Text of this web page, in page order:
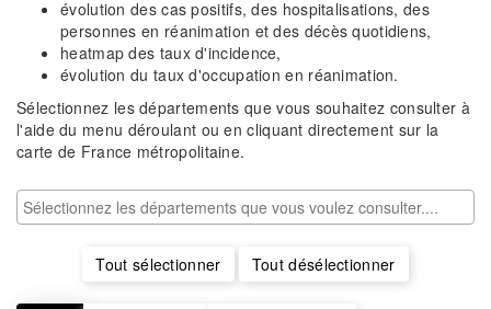
évolution des cas positifs, des hospitalisations, des
personnes en réanimation et des décès quotidiens,
heatmap des taux d'incidence,
évolution du taux d'occupation en réanimation.
Sélectionnez les départements que vous souhaitez consulter à
l'aide du menu déroulant ou en cliquant directement sur la
carte de France métropolitaine.
Tout sélectionner Tout désélectionner